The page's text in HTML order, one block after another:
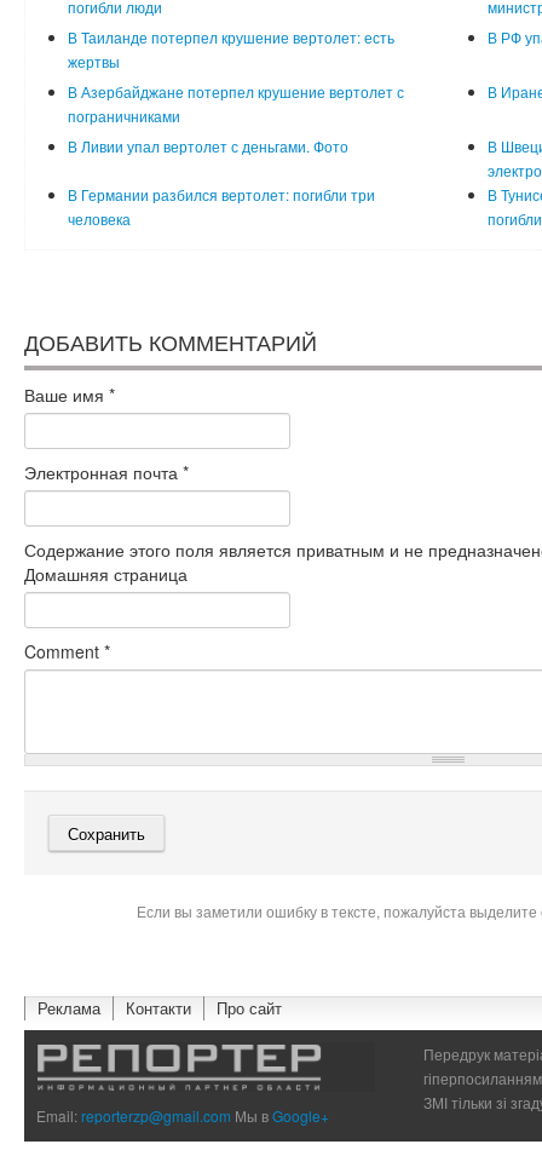
погибли люди
В Таиланде потерпел крушение вертолет: есть
жертвы
В РФ
В Азербайджане потерпел крушение вертолет с
пограничниками
В
В Ливии упал вертолет с деньгами. Фото
В
В Германии разбился вертолет: погибли три
человека
В
погибли
ДОБАВИТЬ КОММЕНТАРИЙ
Ваше имя *
Электронная почта *
Содержание этого поля является приватным и не
Домашняя страница
Comment *
Если вы заметили ошибку в тексте, пожалуйста
Реклама Контакти Про сайт
Email:reporterzp@gmail.com Мы вGoogle+
Передрук
ЗМІ тільки зі